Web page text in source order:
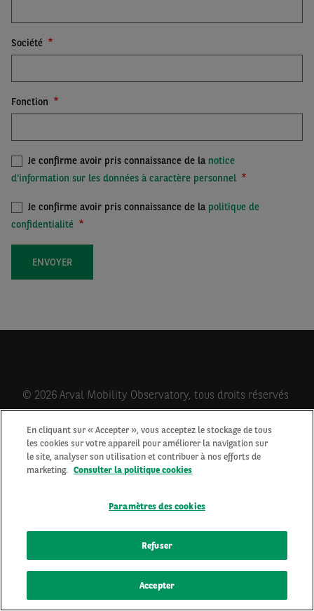
Société
Fonction
Je confirme avoir pris connaissance de la notice
d'information sur les données à caractère personnel
Je confirme avoir pris connaissance de la politique de
confidentialité
© 2026 Arval Mobility Observatory, tous droits réservés
Qui sommes-nous?
Contactez-nous
Protection des données personnelles
En cliquant sur « Accepter », vous acceptez le stockage de tous
les cookies sur votre appareil pour améliorer la navigation sur
le site, analyser son utilisation et contribuer à nos efforts de
marketing. Consulter la politique cookies
Paramètres des cookies
Refuser
Accepter